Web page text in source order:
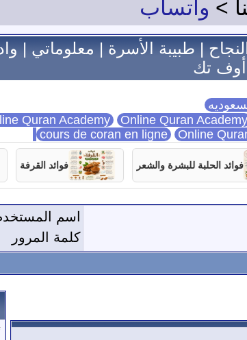
> واتساب
|طبيبة الأسرة|معلوماتي|
أوف تك
Quran Academy Online Quran
cours de coran en ligne Online
فوائد القرفة الحلبة للبشرة والشعر
اسم
كلمة المرور